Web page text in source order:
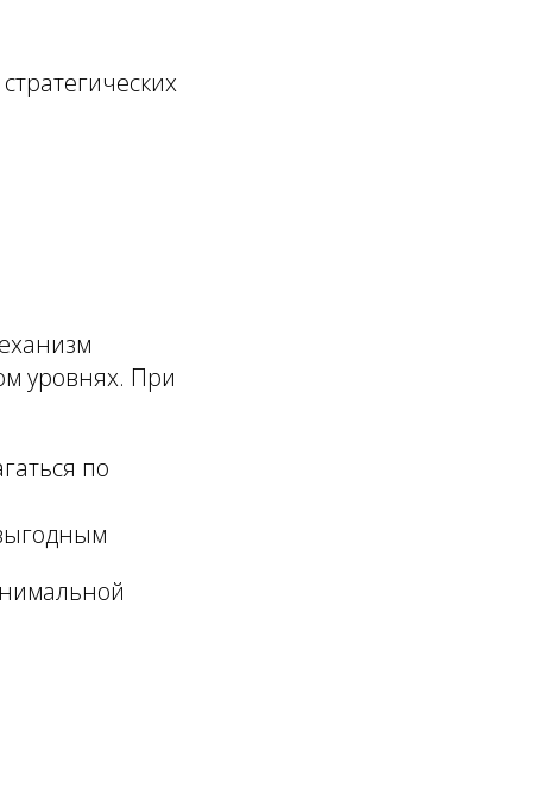
уровнях. При
по